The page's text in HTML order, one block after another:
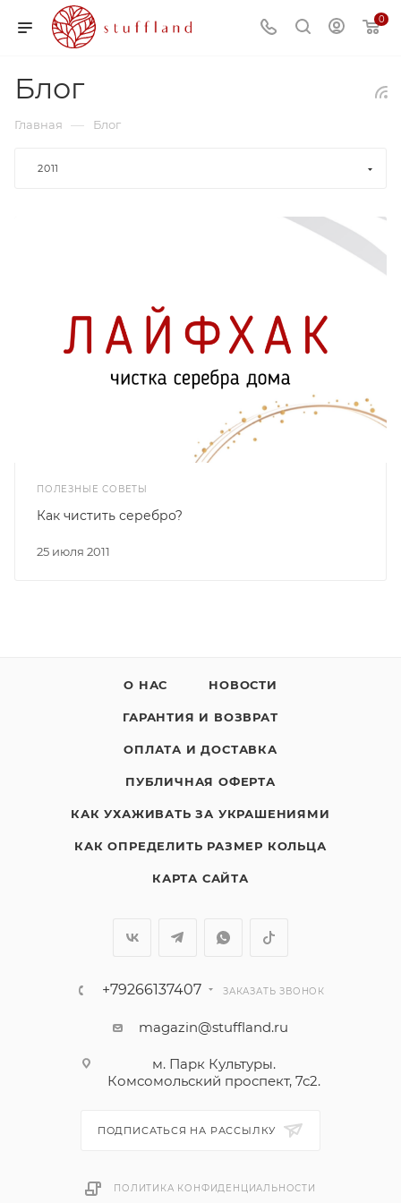
0
Блог
Главная — Блог
2011
ПОЛЕЗНЫЕ СОВЕТЫ
25 июля 2011
Как чистить серебро?
О НАС НОВОСТИ
ГАРАНТИЯ И ВОЗВРАТ
ОПЛАТА И ДОСТАВКА
ПУБЛИЧНАЯ ОФЕРТА
КАК УХАЖИВАТЬ ЗА УКРАШЕНИЯМИ
КАК ОПРЕДЕЛИТЬ РАЗМЕР КОЛЬЦА
КАРТА САЙТА
+79266137407 ЗАКАЗАТЬ ЗВОНОК
magazin@stuffland.ru
м. Парк Культуры.
Комсомольский проспект, 7с2.
ПОДПИСАТЬСЯ НА РАССЫЛКУ
ПОЛИТИКА КОНФИДЕНЦИАЛЬНОСТИ